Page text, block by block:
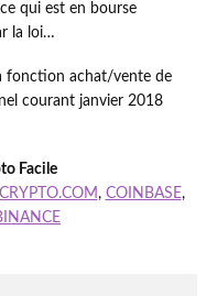
qui est en bourse
la loi…
fonction achat/vente de
courant janvier 2018
Facile
CRYPTO.COM, COINBASE,